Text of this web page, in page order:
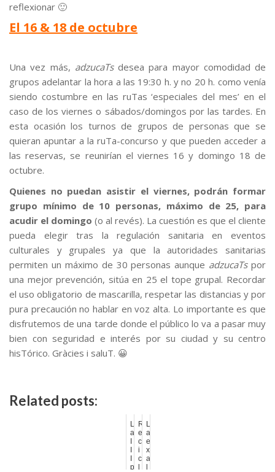
reflexionar 🙂
El 16 & 18 de octubre
Una vez más, adzucaTs desea para mayor comodidad de
grupos adelantar la hora a las 19:30 h. y no 20 h. como venía
siendo costumbre en las ruTas ‘especiales del mes’ en el
caso de los viernes o sábados/domingos por las tardes. En
esta ocasión los turnos de grupos de personas que se
quieran apuntar a la ruTa-concurso y que pueden acceder a
las reservas, se reunirían el viernes 16 y domingo 18 de
octubre.
Quienes no puedan asistir el viernes, podrán formar
grupo mínimo de 10 personas, máximo de 25, para
acudir el domingo (o al revés). La cuestión es que el cliente
pueda elegir tras la regulación sanitaria en eventos
culturales y grupales ya que la autoridades sanitarias
permiten un máximo de 30 personas aunque adzucaTspor
una mejor prevención, sitúa en 25 el tope grupal. Recordar
el uso obligatorio de mascarilla, respetar las distancias y por
pura precaución no hablar en voz alta. Lo importante es que
disfrutemos de una tarde donde el público lo va a pasar muy
bien con seguridad e interés por su ciudad y su centro
hisTórico. Gràcies i saluT. 😀
Related posts:
L
a
p
R
e
c
i
c
L
a
e
x
a